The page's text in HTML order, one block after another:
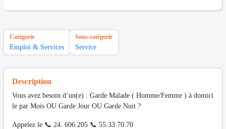
Catégorie
Emploi & Services
Sous-catégorie
Service
Description
Vous avez besoin d’un(e) : Garde Malade ( Homme/Femme ) à domici
le par Mois OU Garde Jour OU Garde Nuit ?
Appelez le 📞 24. 606.205 📞 55.33.70.70